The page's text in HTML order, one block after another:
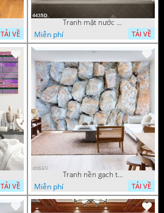
TẢI VỀ
Tranh mặt nước xanh biết in kính
Miễn phí
TẢI VỀ
TẢI VỀ
Tranh nền gạch trắng in kính
Miễn phí
TẢI VỀ